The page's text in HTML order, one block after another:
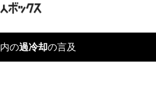
内の過冷却の言及